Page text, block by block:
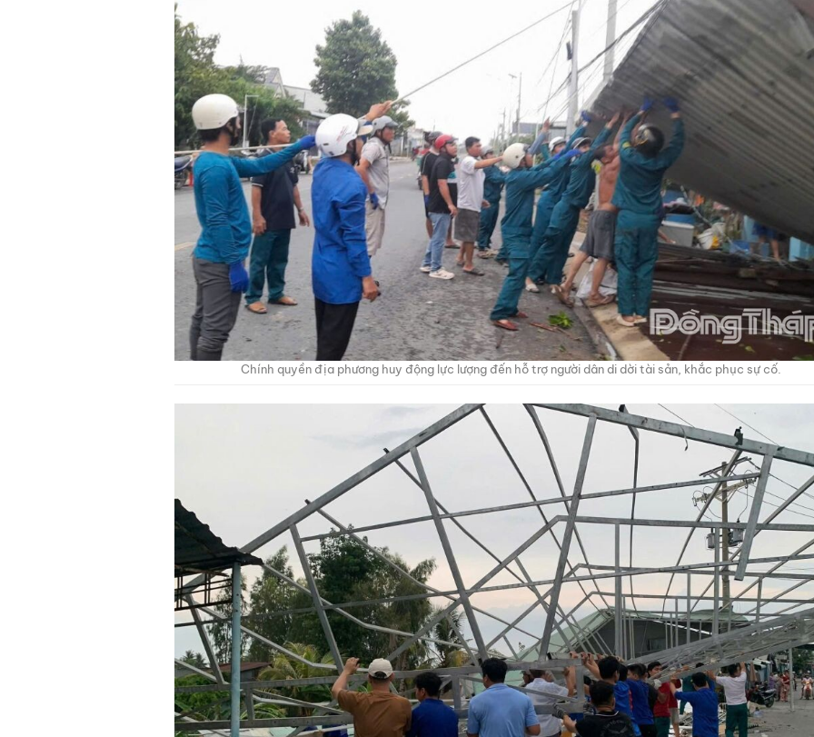
Chính quyền địa phương huy động lực lượng đến hỗ trợ người dân di dời tài sản, khắc phục sự cố.